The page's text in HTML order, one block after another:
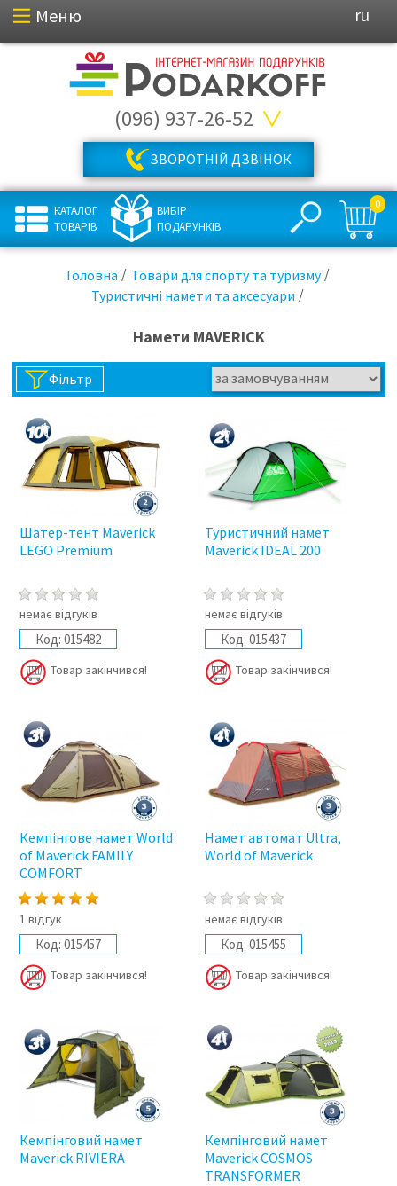
Меню ru
(096) 937-26-52
ЗВОРОТНІЙ ДЗВІНОК
КАТАЛОГ
ТОВАРІВ
ВИБІР
ПОДАРУНКІВ
0
Головна
Товари для спорту та туризму
Туристичні намети та аксесуари
Намети MAVERICK
Фільтр
Шатер-тент Maverick
LEGO Premium
немає відгуків
Код: 015482
Товар закінчився!
Туристичний намет
Maverick IDEAL 200
немає відгуків
Код: 015437
Товар закінчився!
Кемпінгове намет World
of Maverick FAMILY
COMFORT
1 відгук
Код: 015457
Товар закінчився!
Намет автомат Ultra,
World of Maverick
немає відгуків
Код: 015455
Товар закінчився!
Кемпінговий намет
Maverick RIVIERA
Кемпінговий намет
Maverick COSMOS
TRANSFORMER